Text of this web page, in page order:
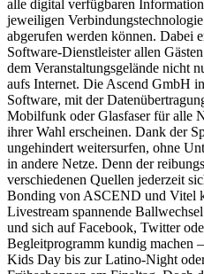
alle digital verfügbaren
jeweiligen
abgerufen werden können. Dabei
Software-Dienstleister allen
dem Veranstaltungsgelände nicht
aufs Internet. Die Ascend GmbH
Software, mit der
Mobilfunk oder Glasfaser für alle
ihrer Wahl erscheinen. Dank der
ungehindert weitersurfen, ohne
in andere Netze. Denn der
verschiedenen Quellen jederzeit
Bonding von ASCEND und Vitel
Livestream spannende
und sich auf Facebook, Twitter
Begleitprogramm kundig machen
Kids Day bis zur Latino-Night